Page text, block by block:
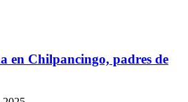
en Chilpancingo, padres de